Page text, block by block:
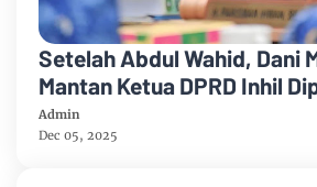
Setelah Abdul Wahid, Dani
Mantan Ketua DPRD Inhil
Admin
Dec 05, 2025